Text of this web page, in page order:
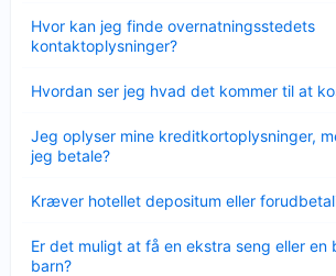
Hvor kan jeg finde overnatningsstedets
kontaktoplysninger?
Hvordan ser jeg hvad det kommer til at
Jeg oplyser mine kreditkortoplysninger,
jeg betale?
Kræver hotellet depositum eller
Er det muligt at få en ekstra seng eller en
barn?